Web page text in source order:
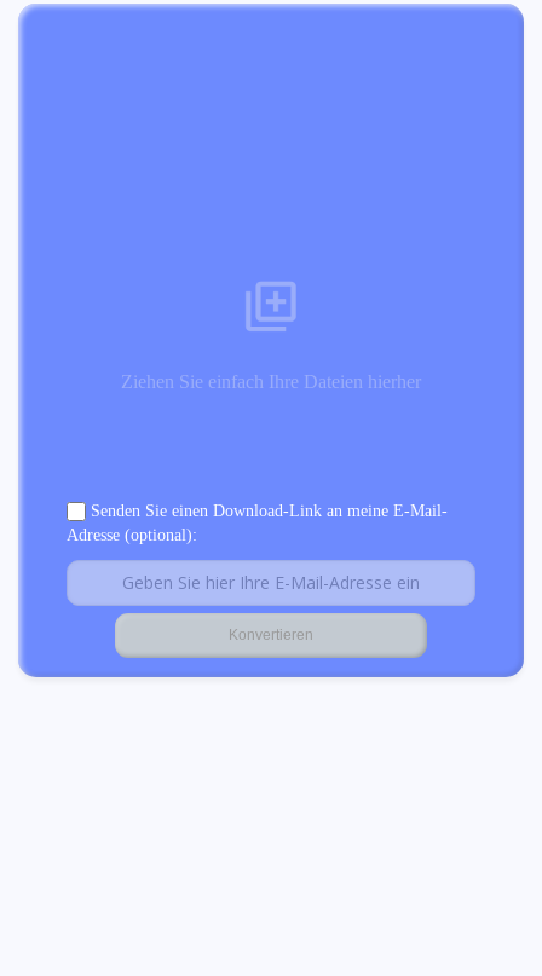
Ziehen Sie einfach Ihre Dateien hierher
Senden Sie einen Download-Link an meine E-Mail-
Adresse (optional):